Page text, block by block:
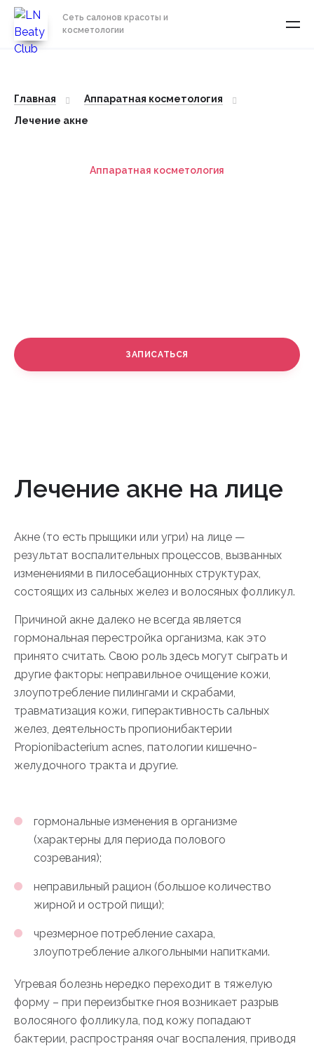
Сеть салонов красоты и
косметологии
Главная
Аппаратная косметология
Лечение акне
Аппаратная косметология
ЗАПИСАТЬСЯ
Лечение акне на лице
Акне (то есть прыщики или угри) на лице —
результат воспалительных процессов, вызванных
изменениями в пилосебационных структурах,
состоящих из сальных желез и волосяных фолликул.
Причиной акне далеко не всегда является
гормональная перестройка организма, как это
принято считать. Свою роль здесь могут сыграть и
другие факторы: неправильное очищение кожи,
злоупотребление пилингами и скрабами,
травматизация кожи, гиперактивность сальных
желез, деятельность пропионибактерии
Propionibacterium acnes, патологии кишечно-
желудочного тракта и другие.
гормональные изменения в организме
(характерны для периода полового
созревания);
неправильный рацион (большое количество
жирной и острой пищи);
чрезмерное потребление сахара,
злоупотребление алкогольными напитками.
Угревая болезнь нередко переходит в тяжелую
форму – при переизбытке гноя возникает разрыв
волосяного фолликула, под кожу попадают
бактерии, распространяя очаг воспаления, приводя